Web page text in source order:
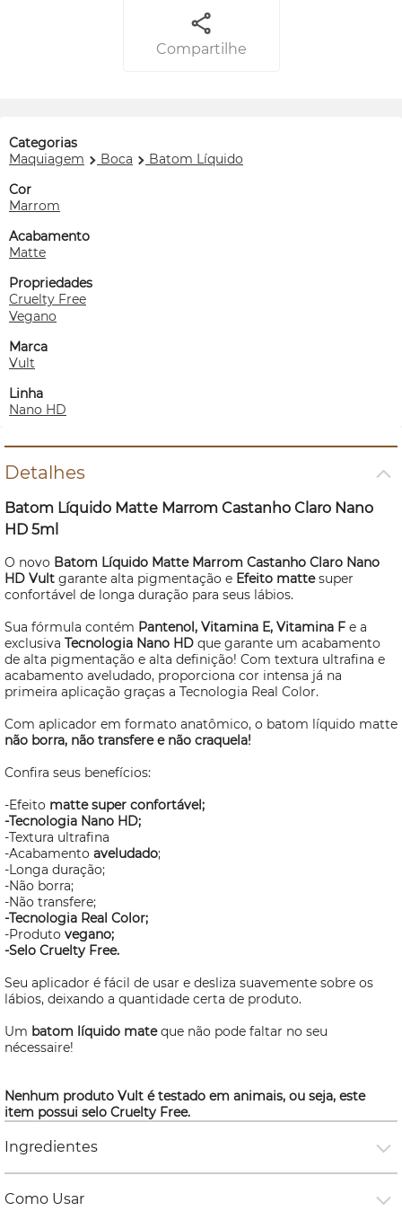
Compartilhe
Categorias
Maquiagem
Boca
Batom Líquido
Cor
Marrom
Acabamento
Matte
Propriedades
Cruelty Free
Vegano
Marca
Vult
Linha
Nano HD
Detalhes
Batom Líquido Matte Marrom Castanho Claro Nano
HD 5ml
O novo Batom Líquido Matte Marrom Castanho Claro Nano
HD Vult garante alta pigmentação e Efeito mattesuper
confortável de longa duração para seus lábios.
Sua fórmula contém Pantenol, Vitamina E, Vitamina F e a
exclusiva Tecnologia Nano HD que garante um acabamento
de alta pigmentação e alta definição! Com textura ultrafina e
acabamento aveludado, proporciona cor intensa já na
primeira aplicação graças a Tecnologia Real Color.
Com aplicador em formato anatômico, o batom líquido matte
não borra, não transfere e não craquela!
Confira seus benefícios:
-Efeito matte super confortável;
-Tecnologia Nano HD;
-Textura ultrafina
-Acabamento aveludado;
-Longa duração;
-Não borra;
-Não transfere;
-Tecnologia Real Color;
-Produto vegano;
-Selo Cruelty Free.
Seu aplicador é fácil de usar e desliza suavemente sobre os
lábios, deixando a quantidade certa de produto.
Um batom líquido mateque não pode faltar no seu
nécessaire!
Nenhum produto Vult é testado em animais, ou seja, este
item possui selo Cruelty Free.
Ingredientes
Como Usar